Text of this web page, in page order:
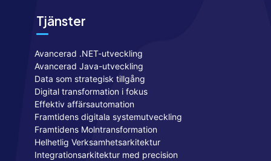
Tjänster
Avancerad .NET-utveckling
Avancerad Java-utveckling
Data som strategisk tillgång
Digital transformation i fokus
Effektiv affärsautomation
Framtidens digitala systemutveckling
Framtidens Molntransformation
Helhetlig Verksamhetsarkitektur
Integrationsarkitektur med precision